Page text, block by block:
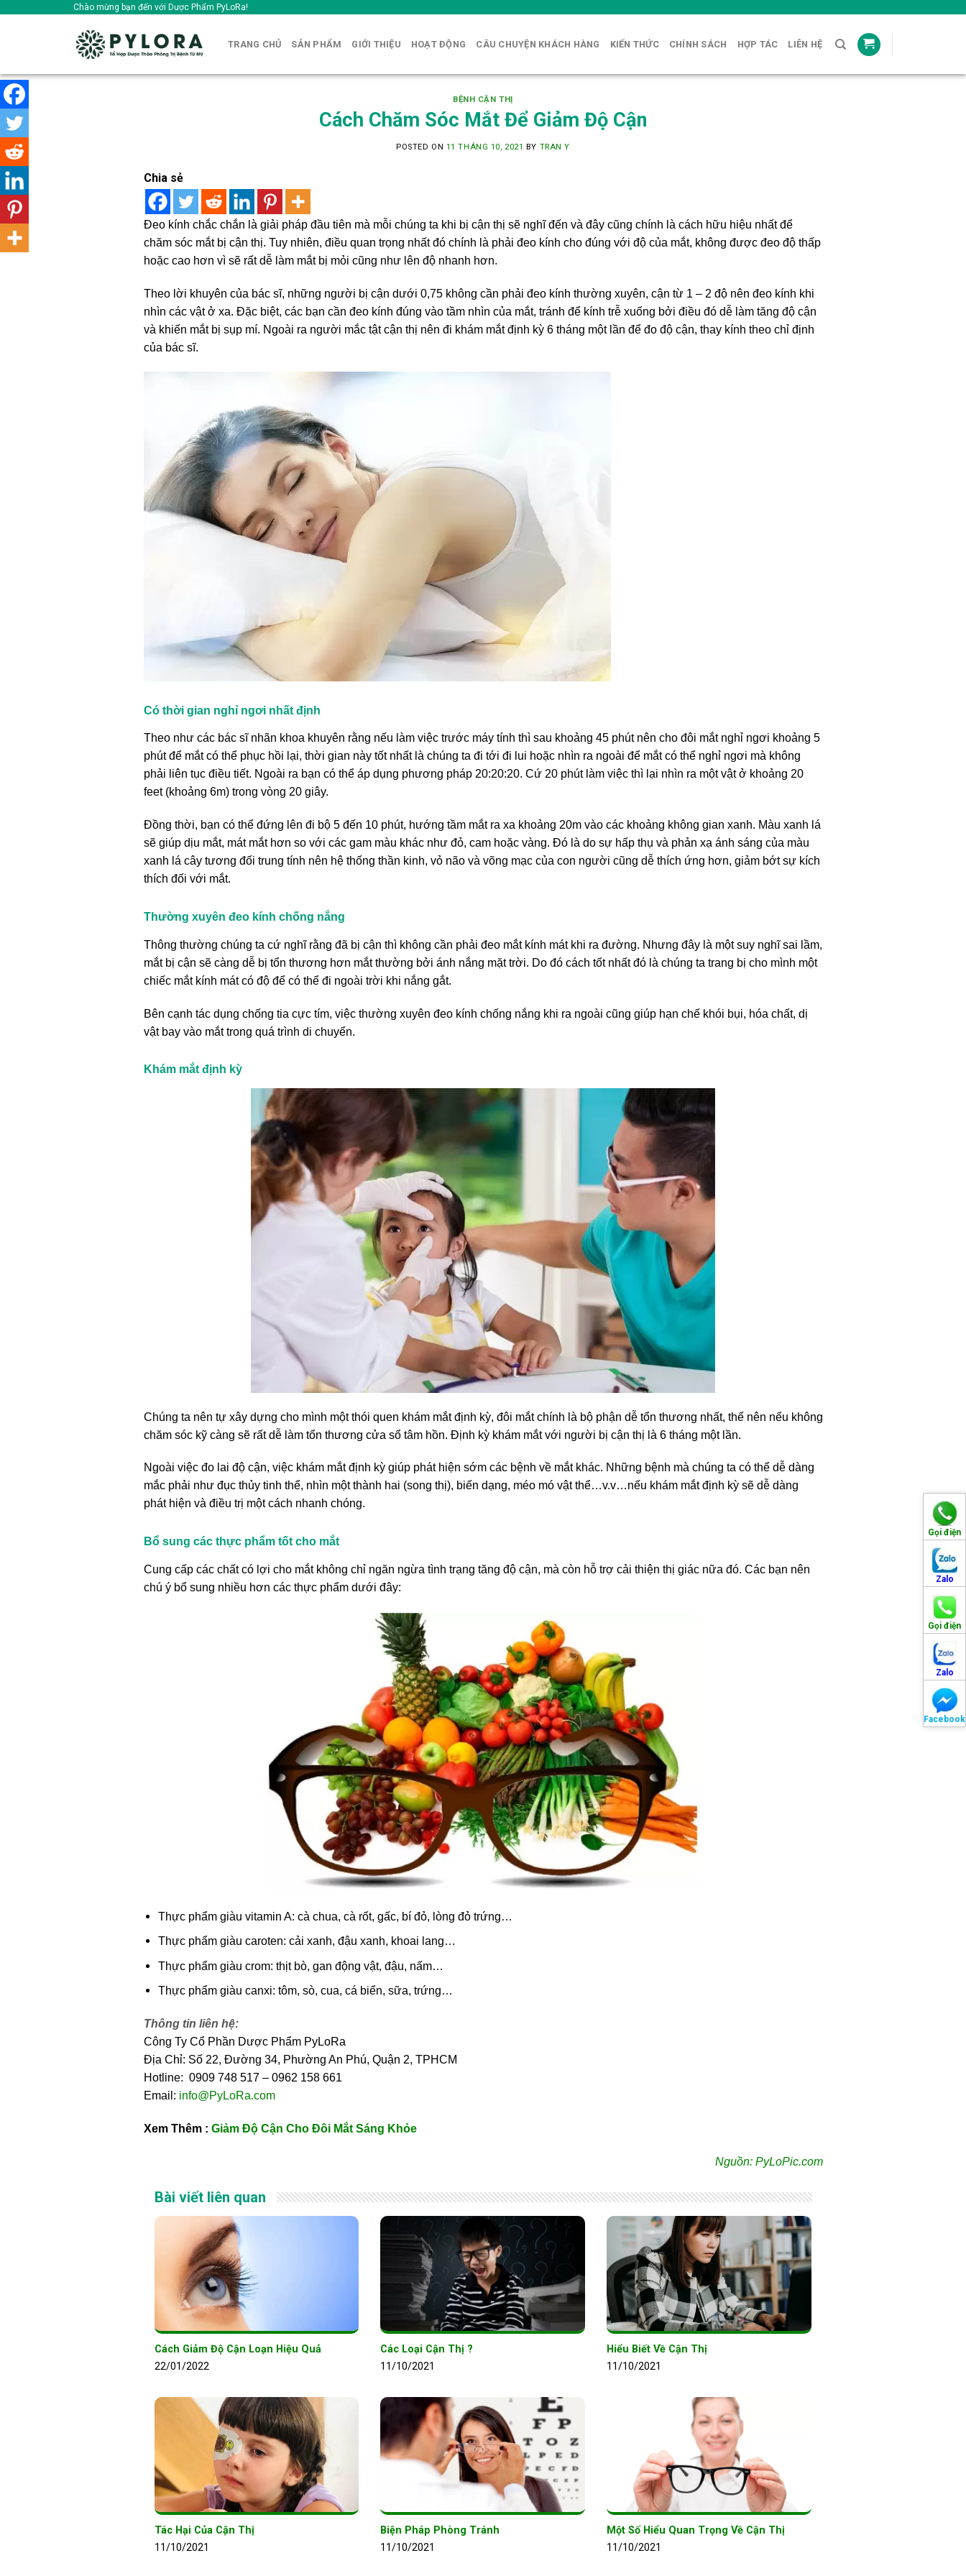
Chào mừng bạn đến với Dược Phẩm PyLoRa!
TRANG CHỦ SẢN PHẨM GIỚI THIỆU HOẠT ĐỘNG CÂU CHUYỆN KHÁCH HÀNG KIẾN THỨC CHÍNH SÁCH HỢP TÁC LIÊN HỆ
Gọi điện
Zalo
Gọi điện
Zalo
Facebook
BỆNH CẬN THỊ
Cách Chăm Sóc Mắt Để Giảm Độ Cận
POSTED ON 11 THÁNG 10, 2021 BY TRAN Y
Chia sẻ
Đeo kính chắc chắn là giải pháp đầu tiên mà mỗi chúng ta khi bị cận thị sẽ nghĩ đến và đây cũng chính là cách hữu hiệu nhất để
chăm sóc mắt bị cận thị. Tuy nhiên, điều quan trọng nhất đó chính là phải đeo kính cho đúng với độ của mắt, không được đeo độ thấp
hoặc cao hơn vì sẽ rất dễ làm mắt bị mỏi cũng như lên độ nhanh hơn.
Theo lời khuyên của bác sĩ, những người bị cận dưới 0,75 không cần phải đeo kính thường xuyên, cận từ 1 – 2 độ nên đeo kính khi
nhìn các vật ở xa. Đặc biệt, các bạn cần đeo kính đúng vào tầm nhìn của mắt, tránh để kính trễ xuống bởi điều đó dễ làm tăng độ cận
và khiến mắt bị sụp mí. Ngoài ra người mắc tật cận thị nên đi khám mắt định kỳ 6 tháng một lần để đo độ cận, thay kính theo chỉ định
của bác sĩ.
Có thời gian nghỉ ngơi nhất định
Theo như các bác sĩ nhãn khoa khuyên rằng nếu làm việc trước máy tính thì sau khoảng 45 phút nên cho đôi mắt nghỉ ngơi khoảng 5
phút để mắt có thể phục hồi lại, thời gian này tốt nhất là chúng ta đi tới đi lui hoặc nhìn ra ngoài để mắt có thể nghỉ ngơi mà không
phải liên tục điều tiết. Ngoài ra bạn có thể áp dụng phương pháp 20:20:20. Cứ 20 phút làm việc thì lại nhìn ra một vật ở khoảng 20
feet (khoảng 6m) trong vòng 20 giây.
Đồng thời, bạn có thể đứng lên đi bộ 5 đến 10 phút, hướng tầm mắt ra xa khoảng 20m vào các khoảng không gian xanh. Màu xanh lá
sẽ giúp dịu mắt, mát mắt hơn so với các gam màu khác như đỏ, cam hoặc vàng. Đó là do sự hấp thụ và phản xạ ánh sáng của màu
xanh lá cây tương đối trung tính nên hệ thống thần kinh, vỏ não và võng mạc của con người cũng dễ thích ứng hơn, giảm bớt sự kích
thích đối với mắt.
Thường xuyên đeo kính chống nắng
Thông thường chúng ta cứ nghĩ rằng đã bị cận thì không cần phải đeo mắt kính mát khi ra đường. Nhưng đây là một suy nghĩ sai lầm,
mắt bị cận sẽ càng dễ bị tổn thương hơn mắt thường bởi ánh nắng mặt trời. Do đó cách tốt nhất đó là chúng ta trang bị cho mình một
chiếc mắt kính mát có độ để có thể đi ngoài trời khi nắng gắt.
Bên cạnh tác dụng chống tia cực tím, việc thường xuyên đeo kính chống nắng khi ra ngoài cũng giúp hạn chế khói bụi, hóa chất, dị
vật bay vào mắt trong quá trình di chuyển.
Khám mắt định kỳ
Chúng ta nên tự xây dựng cho mình một thói quen khám mắt định kỳ, đôi mắt chính là bộ phận dễ tổn thương nhất, thế nên nếu không
chăm sóc kỹ càng sẽ rất dễ làm tổn thương cửa sổ tâm hồn. Định kỳ khám mắt với người bị cận thị là 6 tháng một lần.
Ngoài việc đo lai độ cận, việc khám mắt định kỳ giúp phát hiện sớm các bệnh về mắt khác. Những bệnh mà chúng ta có thể dễ dàng
mắc phải như đục thủy tinh thể, nhìn một thành hai (song thị), biến dạng, méo mó vật thể…v.v…nếu khám mắt định kỳ sẽ dễ dàng
phát hiện và điều trị một cách nhanh chóng.
Bổ sung các thực phẩm tốt cho mắt
Cung cấp các chất có lợi cho mắt không chỉ ngăn ngừa tình trạng tăng độ cận, mà còn hỗ trợ cải thiện thị giác nữa đó. Các bạn nên
chú ý bổ sung nhiều hơn các thực phẩm dưới đây:
Thực phẩm giàu vitamin A: cà chua, cà rốt, gấc, bí đỏ, lòng đỏ trứng…
Thực phẩm giàu caroten: cải xanh, đậu xanh, khoai lang…
Thực phẩm giàu crom: thịt bò, gan động vật, đậu, nấm…
Thực phẩm giàu canxi: tôm, sò, cua, cá biển, sữa, trứng…
Thông tin liên hệ:
Công Ty Cổ Phần Dược Phẩm PyLoRa
Địa Chỉ: Số 22, Đường 34, Phường An Phú, Quận 2, TPHCM
Hotline: 0909 748 517 – 0962 158 661
Email: info@PyLoRa.com
Xem Thêm : Giảm Độ Cận Cho Đôi Mắt Sáng Khỏe
Nguồn: PyLoPic.com
Bài viết liên quan
Cách Giảm Độ Cận Loạn Hiệu Quả
22/01/2022
Các Loại Cận Thị ?
11/10/2021
Hiểu Biết Về Cận Thị
11/10/2021
Tác Hại Của Cận Thị
11/10/2021
Biện Pháp Phòng Tránh
11/10/2021
Một Số Hiểu Quan Trọng Về Cận Thị
11/10/2021